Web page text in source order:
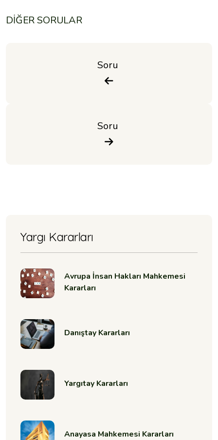
DİĞER SORULAR
Soru
Soru
Yargı Kararları
Avrupa İnsan Hakları Mahkemesi
Kararları
Danıştay Kararları
Yargıtay Kararları
Anayasa Mahkemesi Kararları